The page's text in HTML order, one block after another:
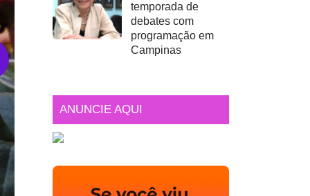
temporada de
debates com
programação em
Campinas
ANUNCIE AQUI